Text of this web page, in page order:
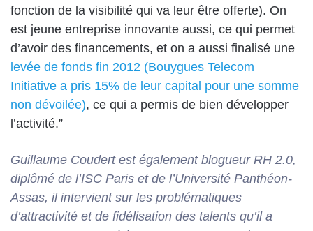
fonction de la visibilité qui va leur être offerte). On
est jeune entreprise innovante aussi, ce qui permet
d’avoir des financements, et on a aussi finalisé une
levée de fonds fin 2012 (Bouygues Telecom
Initiative a pris 15% de leur capital pour une somme
non dévoilée), ce qui a permis de bien développer
l’activité.”
Guillaume Coudert est également blogueur RH 2.0,
diplômé de l’ISC Paris et de l’Université Panthéon-
Assas, il intervient sur les problématiques
d’attractivité et de fidélisation des talents qu’il a